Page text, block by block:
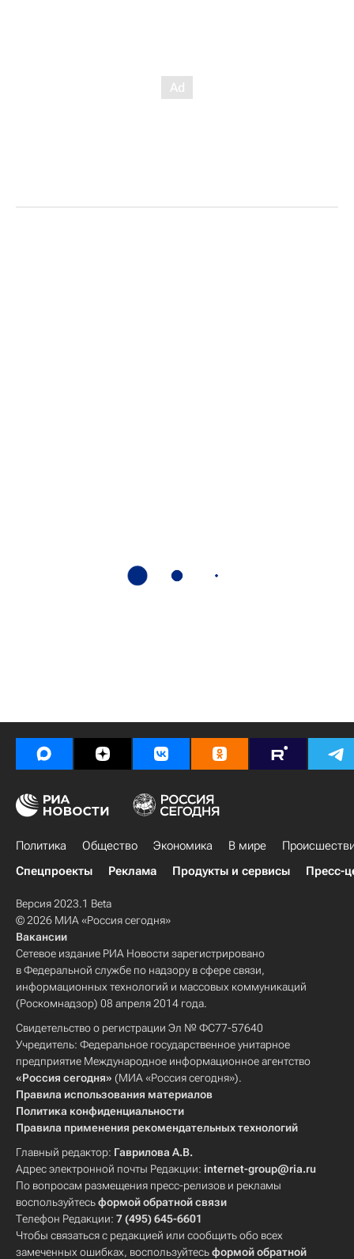
Политика Общество Экономика В мире
Спецпроекты
Реклама Продукты и сервисы Пресс-
Версия 2023.1 Beta
© 2026 МИА «Россия сегодня»
Вакансии
Сетевое издание РИА Новости зарегистрировано
в Федеральной службе по надзору в сфере связи,
информационных технологий и массовых коммуникаций
(Роскомнадзор) 08 апреля 2014 года.
Свидетельство о регистрации Эл № ФС77-57640
Учредитель: Федеральное государственное унитарное
предприятие Международное информационное агентство
«Россия сегодня» (МИА «Россия сегодня»).
Правила использования материалов
Политика конфиденциальности
Правила применения рекомендательных технологий
Главный редактор: Гаврилова А.В.
Адрес электронной почты Редакции: internet-group@ria.ru
По вопросам размещения пресс-релизов и рекламы
воспользуйтесьформой обратной связи
Телефон Редакции: 7 (495) 645-6601
Чтобы связаться с редакцией или сообщить обо всех
замеченных ошибках, воспользуйтесьформой обратной